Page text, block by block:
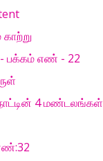
பக்கம் எண் - 22
4 மண்டலங்கள்